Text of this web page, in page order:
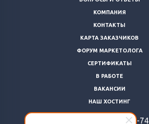
КОМПАНИЯ
КОНТАКТЫ
КАРТА ЗАКАЗЧИКОВ
ФОРУМ МАРКЕТОЛОГА
СЕРТИФИКАТЫ
В РАБОТЕ
ВАКАНСИИ
НАШ ХОСТИНГ
922-48-74